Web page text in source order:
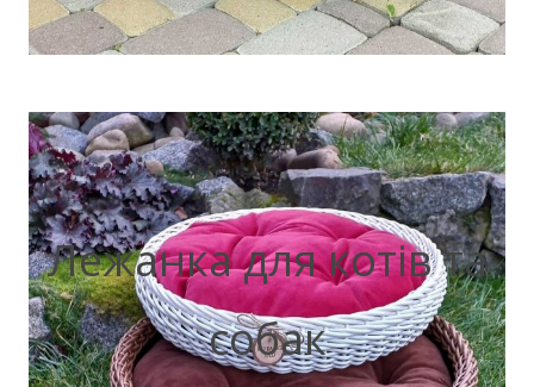
Лежанка для котів та
собак